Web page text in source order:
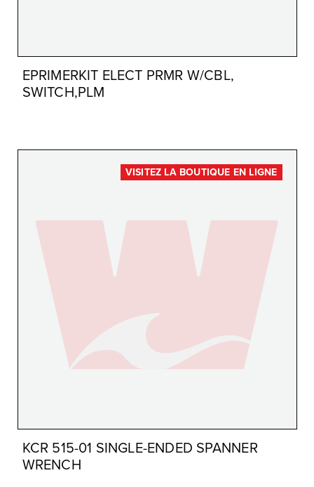
EPRIMERKIT ELECT PRMR W/CBL,
SWITCH,PLM
VISITEZ LA BOUTIQUE EN LIGNE
KCR 515-01 SINGLE-ENDED SPANNER
WRENCH